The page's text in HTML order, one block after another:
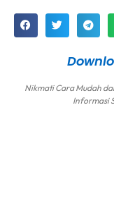
Nikmati Cara Mudah
Informasi